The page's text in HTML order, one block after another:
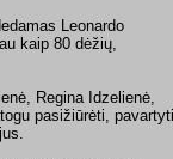
Leonardo
kaip 80 dėžių,
Regina Idzelienė,
pasižiūrėti,